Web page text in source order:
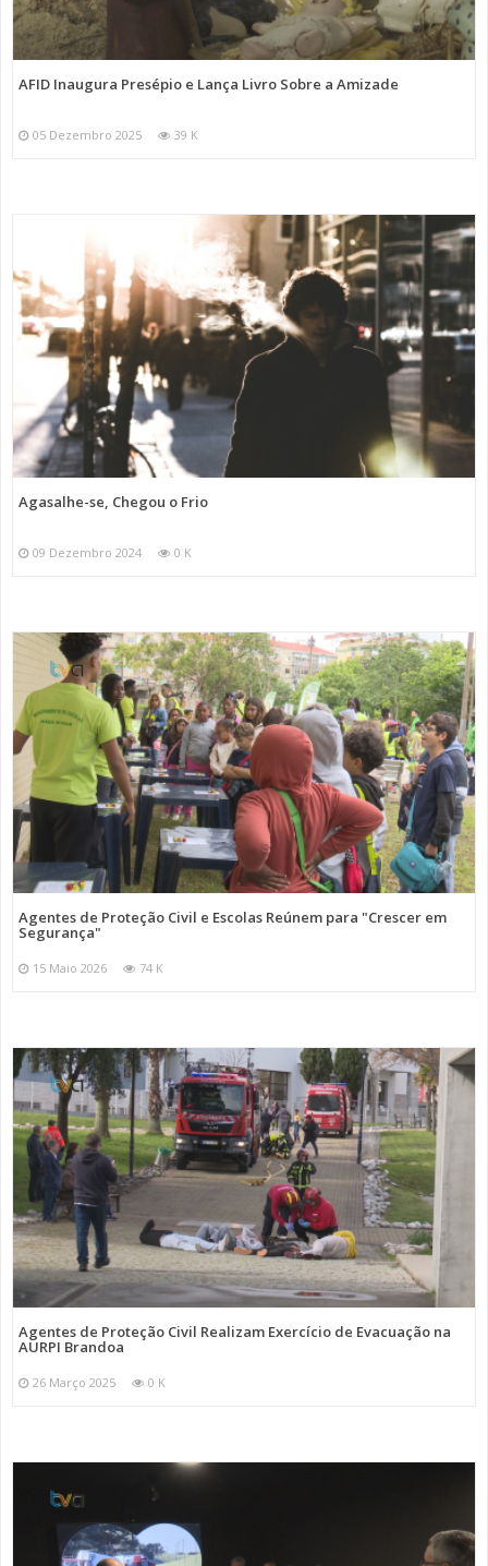
AFID Inaugura Presépio e Lança Livro Sobre a Amizade
05 Dezembro 2025 39 K
Agasalhe-se, Chegou o Frio
09 Dezembro 2024 0 K
Agentes de Proteção Civil e Escolas Reúnem para "Crescer em
Segurança"
15 Maio 2026 74 K
Agentes de Proteção Civil Realizam Exercício de Evacuação na
AURPI Brandoa
26 Março 2025 0 K